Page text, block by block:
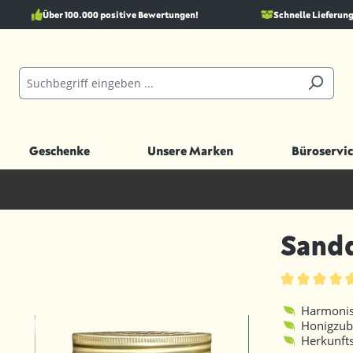
Über 100.000 positive Bewertungen! Schnelle
Geschenke Unsere Marken